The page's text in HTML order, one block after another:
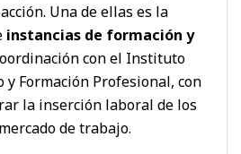
Una de ellas es la
instancias de formación y
con el Instituto
y Formación Profesional, con
la inserción laboral de los
de trabajo.